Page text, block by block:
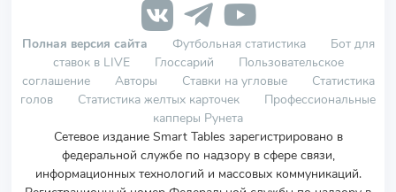
Полная версия сайта Футбольная статистика
Бот для
ставок в LIVE
Глоссарий
Пользовательское
соглашение
Авторы Ставки на угловые
Статистика
голов
Статистика желтых карточек
Профессиональные
капперы Рунета
Сетевое издание Smart Tables зарегистрировано в
федеральной службе по надзору в сфере связи,
информационных технологий и массовых коммуникаций.